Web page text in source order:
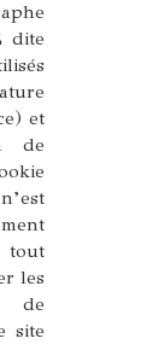
dite
et
de
tout
les
de
site